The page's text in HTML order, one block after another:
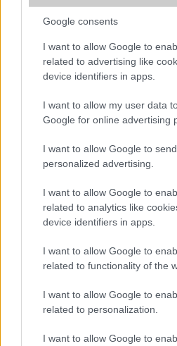
Google consents
I want to allow Google to
related to advertising like
device identifiers in apps.
I want to allow my user data
Google for online advertising
I want to allow Google to
personalized advertising.
I want to allow Google to
related to analytics like
device identifiers in apps.
I want to allow Google to
related to functionality of the
I want to allow Google to
related to personalization.
I want to allow Google to
One UI 8 beta elindult több
iPhone 17 Pro Max új rekordot
érkezett
Google AI Mode: új vizuális
vásárlásba
produktivitásban
„elérhető csúcsmodellek” a piac
Motorola váratlanul árat emelt
További hírek